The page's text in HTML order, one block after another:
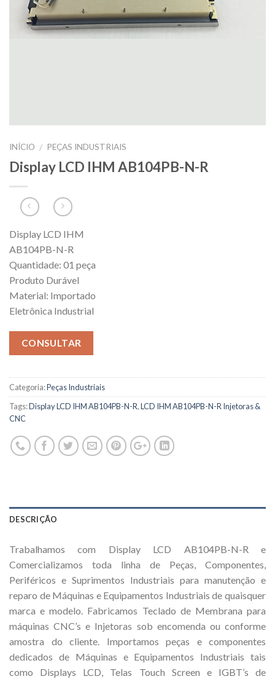
INÍCIO / PEÇAS INDUSTRIAIS
Display LCD IHM AB104PB-N-R
Display LCD IHM
AB104PB-N-R
Quantidade: 01 peça
Produto Durável
Material: Importado
Eletrônica Industrial
CONSULTAR
Categoria:Peças Industriais
Tags:Display LCD IHM AB104PB-N-R,LCD IHM AB104PB-N-R Injetoras &
CNC
DESCRIÇÃO
Trabalhamos com Display LCD AB104PB-N-R e
Comercializamos toda linha de Peças, Componentes,
Periféricos e Suprimentos Industriais para manutenção e
reparo de Máquinas e Equipamentos Industriais de quaisquer
marca e modelo. Fabricamos Teclado de Membrana para
máquinas CNC’s e Injetoras sob encomenda ou conforme
amostra do cliente. Importamos peças e componentes
dedicados de Máquinas e Equipamentos Industriais tais
como Displays LCD, Telas Touch Screen e IGBT’s de